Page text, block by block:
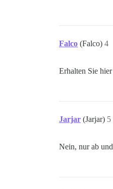
Falco (Falco) 4
Erhalten Sie
Jarjar (Jarjar) 5
Nein, nur ab